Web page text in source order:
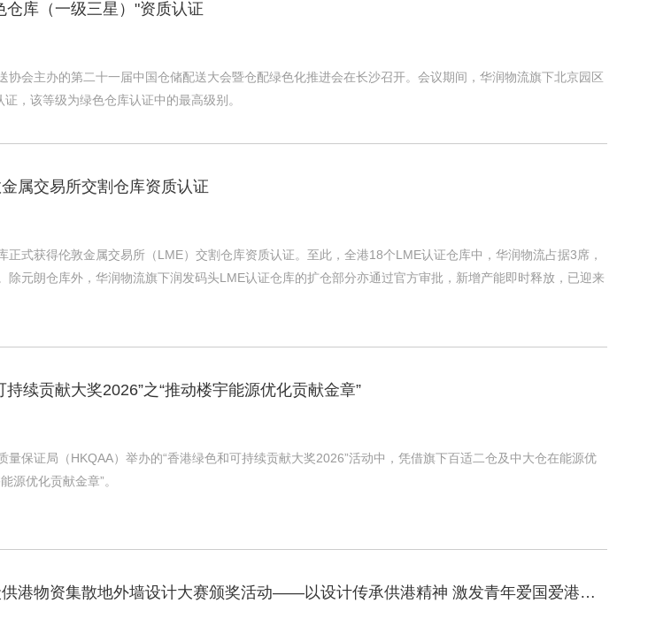
库（一级三星）"资质认证
协会主办的第二十一届中国仓储配送大会暨仓配绿色化推进会在长沙召开。会议期间，华润物流旗下北京园区
，该等级为绿色仓库认证中的最高级别。
属交易所交割仓库资质认证
正式获得伦敦金属交易所（LME）交割仓库资质认证。至此，全港18个LME认证仓库中，华润物流占据3席，
除元朗仓库外，华润物流旗下润发码头LME认证仓库的扩仓部分亦通过官方审批，新增产能即时释放，已迎来
续贡献大奖2026”之“推动楼宇能源优化贡献金章”
量保证局（HKQAA）举办的“香港绿色和可持续贡献大奖2026”活动中，凭借旗下百适二仓及中大仓在能源优
源优化贡献金章”。
华润物流携手VTC举办火炭供港物资集散地外墙设计大赛颁奖活动——以设计传承供港精神 激发青年爱国爱港情怀